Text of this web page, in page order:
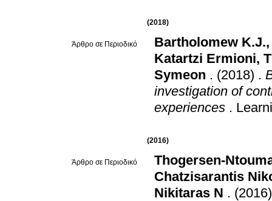
(2018)
Άρθρο σε Περιοδικό Bartholomew K.J.
Katartzi Ermioni,
Symeon . (2018) .
investigation of
experiences .
(2016)
Άρθρο σε Περιοδικό
Thogersen-
Chatzisarantis
Nikitaras N . (2016)